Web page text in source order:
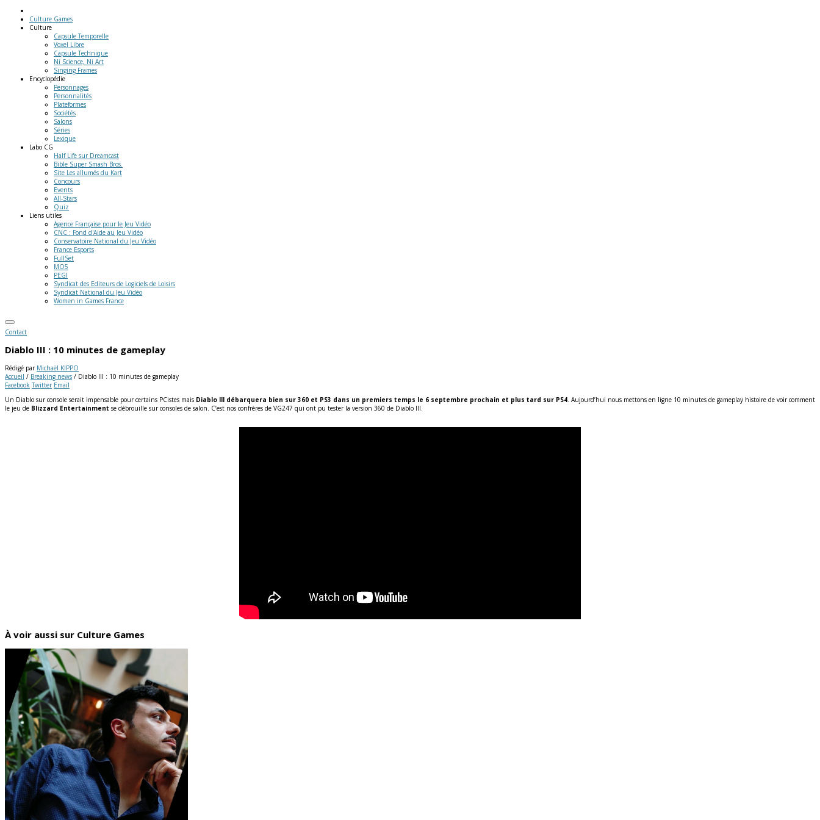
Culture Games
Culture
Capsule Temporelle
Voxel Libre
Capsule Technique
Ni Science, Ni Art
Singing Frames
Encyclopédie
Personnages
Personnalités
Plateformes
Sociétés
Salons
Séries
Lexique
Labo CG
Half Life sur Dreamcast
Bible Super Smash Bros.
Site Les allumés du Kart
Concours
Events
All-Stars
Quiz
Liens utiles
Agence Française pour le Jeu Vidéo
CNC : Fond d'Aide au Jeu Vidéo
Conservatoire National du Jeu Vidéo
France Esports
FullSet
MO5
PEGI
Syndicat des Editeurs de Logiciels de Loisirs
Syndicat National du Jeu Vidéo
Women in Games France
Contact
Diablo III : 10 minutes de gameplay
Rédigé par Michaël KIPPO
Accueil / Breaking news / Diablo III : 10 minutes de gameplay
Facebook Twitter Email
Un Diablo sur console serait impensable pour certains PCistes mais Diablo III débarquera bien sur 360 et PS3 dans un premiers temps le 6 septembre prochain et plus tard sur PS4. Aujourd’hui nous mettons en ligne 10 minutes de gameplay histoire de voir comment
le jeu de Blizzard Entertainment se débrouille sur consoles de salon. C’est nos confrères de VG247 qui ont pu tester la version 360 de Diablo III.
À voir aussi sur Culture Games